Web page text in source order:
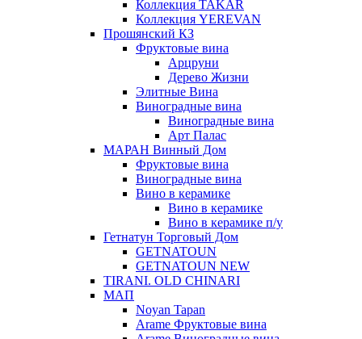
Коллекция TAKAR
Коллекция YEREVAN
Прошянский КЗ
Фруктовые вина
Арцруни
Дерево Жизни
Элитные Вина
Виноградные вина
Виноградные вина
Арт Палас
МАРАН Винный Дом
Фруктовые вина
Виноградные вина
Вино в керамике
Вино в керамике
Вино в керамике п/у
Гетнатун Торговый Дом
GETNATOUN
GETNATOUN NEW
TIRANI. OLD CHINARI
МАП
Noyan Tapan
Arame Фруктовые вина